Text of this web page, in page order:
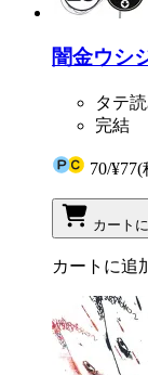
闇金ウシ
タテ
完結
70/¥77(
カート
カートに追